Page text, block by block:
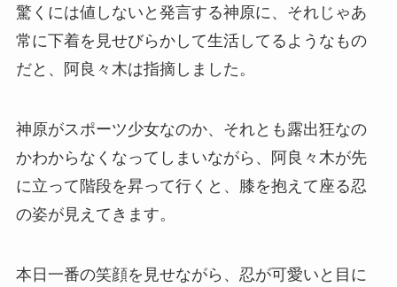
驚くには値しないと発言する神原に、それじゃあ
常に下着を見せびらかして生活してるようなもの
だと、阿良々木は指摘しました。
神原がスポーツ少女なのか、それとも露出狂なの
かわからなくなってしまいながら、阿良々木が先
に立って階段を昇って行くと、膝を抱えて座る忍
の姿が見えてきます。
本日一番の笑顔を見せながら、忍が可愛いと目に